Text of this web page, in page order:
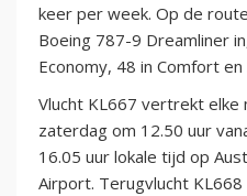
keer per week. Op de
Boeing 787-9 Dreamliner
Economy, 48 in Comfort en
Vlucht KL667 vertrekt elke
zaterdag om 12.50 uur
16.05 uur lokale tijd op
Airport. Terugvlucht